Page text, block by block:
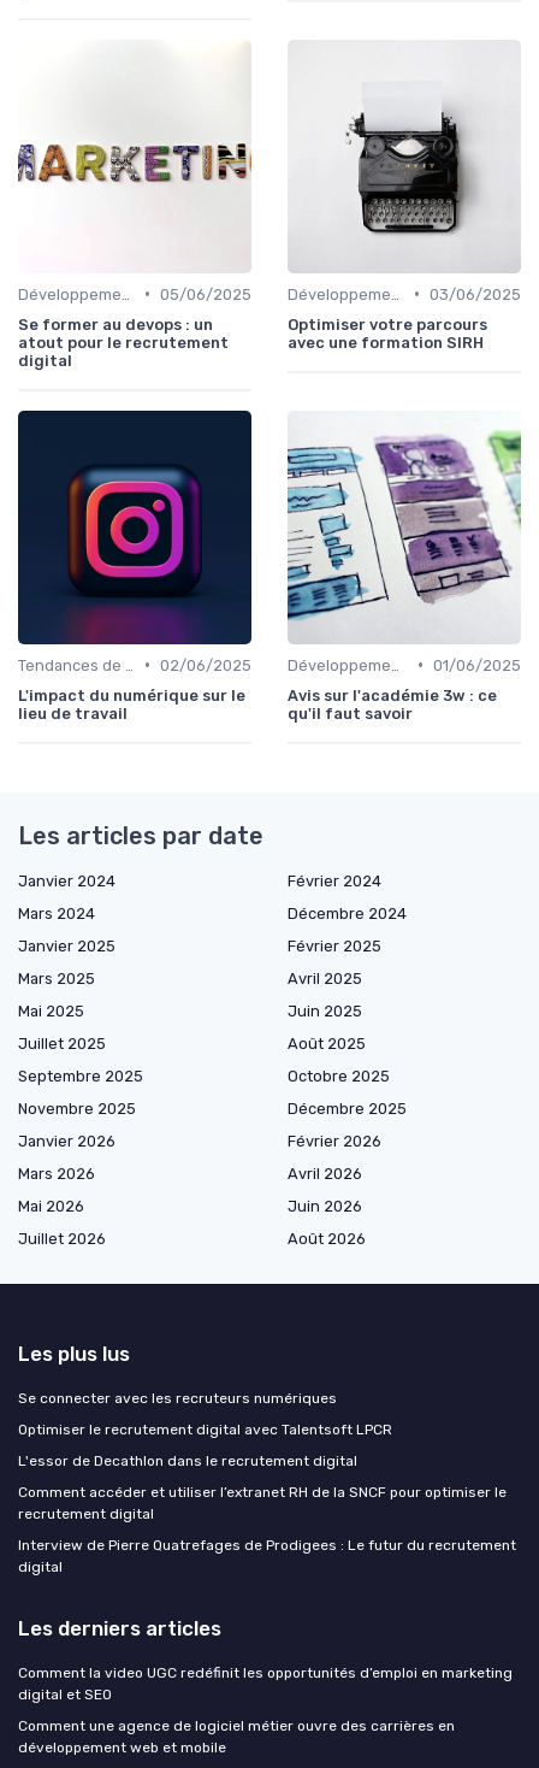
• 05/06/2025
Se former au devops : un
atout pour le recrutement
digital
• 03/06/2025
Optimiser votre parcours
avec une formation SIRH
• 02/06/2025
L'impact du numérique sur le
lieu de travail
• 01/06/2025
Avis sur l'académie 3w : ce
qu'il faut savoir
Les articles par date
Janvier 2024
Février 2024
Mars 2024
Décembre 2024
Janvier 2025
Février 2025
Mars 2025
Avril 2025
Mai 2025
Juin 2025
Juillet 2025
Août 2025
Septembre 2025
Octobre 2025
Novembre 2025
Décembre 2025
Janvier 2026
Février 2026
Mars 2026
Avril 2026
Mai 2026
Juin 2026
Juillet 2026
Août 2026
Les plus lus
Se connecter avec les recruteurs numériques
Optimiser le recrutement digital avec Talentsoft LPCR
L'essor de Decathlon dans le recrutement digital
Comment accéder et utiliser l’extranet RH de la SNCF pour optimiser le
recrutement digital
Interview de Pierre Quatrefages de Prodigees : Le futur du recrutement
digital
Les derniers articles
Comment la video UGC redéfinit les opportunités d’emploi en marketing
digital et SEO
Comment une agence de logiciel métier ouvre des carrières en
développement web et mobile